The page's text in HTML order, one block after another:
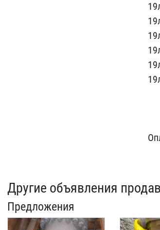
Другие объявления
Предложения